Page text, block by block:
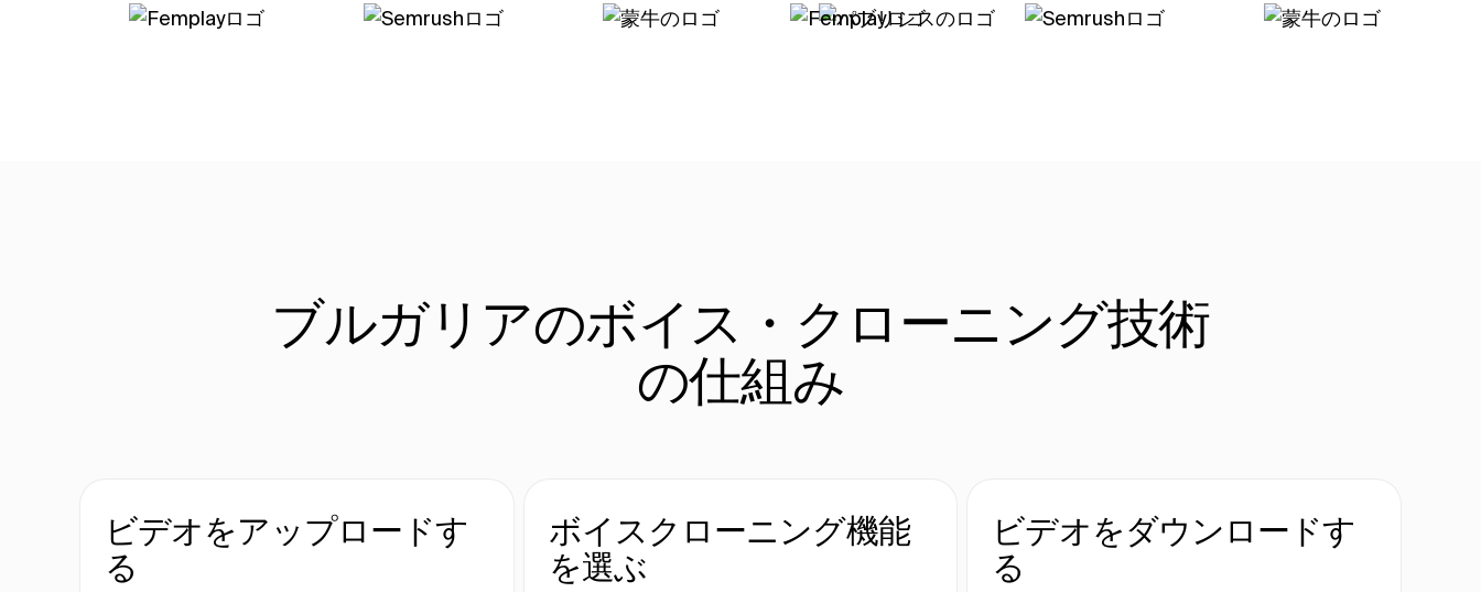
ブルガリアのボイス・クローニング技術
の仕組み
ビデオをアップロードす
る
ボイスクローニング機能
を選ぶ
ビデオをダウンロードす
る